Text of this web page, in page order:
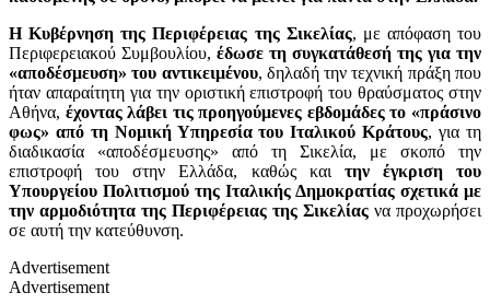
Η Κυβέρνηση της Περιφέρειας της Σικελίας, με απόφαση του
Περιφερειακού Συμβουλίου, έδωσε τη συγκατάθεσή της για την
«αποδέσμευση» του αντικειμένου, δηλαδή την τεχνική πράξη που
ήταν απαραίτητη για την οριστική επιστροφή του θραύσματος στην
Αθήνα, έχοντας λάβει τις προηγούμενες εβδομάδες το «πράσινο
φως» από τη Νομική Υπηρεσία του Ιταλικού Κράτους, για τη
διαδικασία «αποδέσμευσης» από τη Σικελία, με σκοπό την
επιστροφή του στην Ελλάδα, καθώς και την έγκριση του
Υπουργείου Πολιτισμού της Ιταλικής Δημοκρατίας σχετικά με
την αρμοδιότητα της Περιφέρειας της Σικελίας να προχωρήσει
σε αυτή την κατεύθυνση.
Advertisement
Advertisement